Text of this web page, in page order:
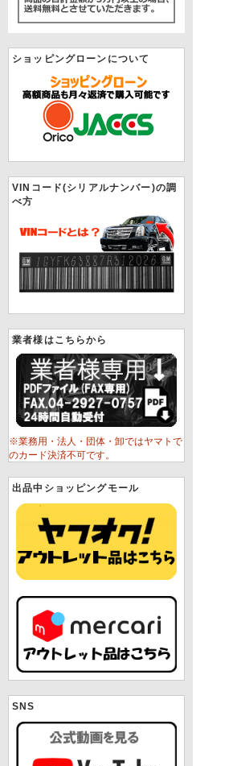
ショッピングローンについて
VINコード(シリアルナンバー)の調
べ方
業者様はこちらから
※業務用・法人・団体・卸ではヤマトで
のカード決済不可です。
出品中ショッピングモール
SNS